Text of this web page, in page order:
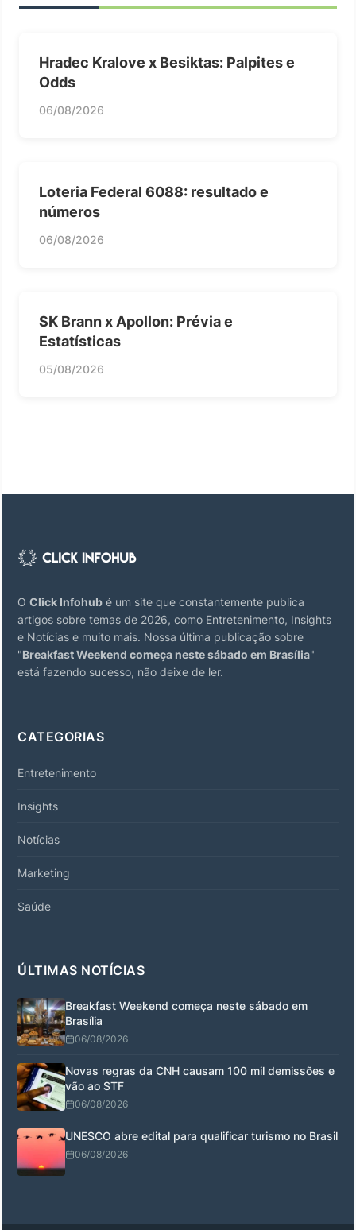
Hradec Kralove x Besiktas: Palpites e
Odds
06/08/2026
Loteria Federal 6088: resultado e
números
06/08/2026
SK Brann x Apollon: Prévia e
Estatísticas
05/08/2026
O Click Infohub é um site que constantemente publica
artigos sobre temas de 2026, como Entretenimento, Insights
e Notícias e muito mais. Nossa última publicação sobre
"Breakfast Weekend começa neste sábado em Brasília"
está fazendo sucesso, não deixe de ler.
CATEGORIAS
Entretenimento
Insights
Notícias
Marketing
Saúde
ÚLTIMAS NOTÍCIAS
Breakfast Weekend começa neste sábado em
Brasília
06/08/2026
Novas regras da CNH causam 100 mil demissões e
vão ao STF
06/08/2026
UNESCO abre edital para qualificar turismo no Brasil
06/08/2026